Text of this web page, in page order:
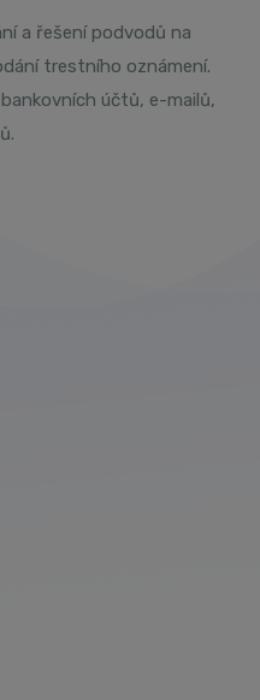
a řešení podvodů na
trestního oznámení.
účtů, e-mailů,